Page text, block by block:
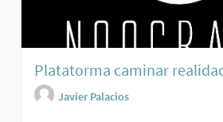
Platatorma caminar
Javier Palacios